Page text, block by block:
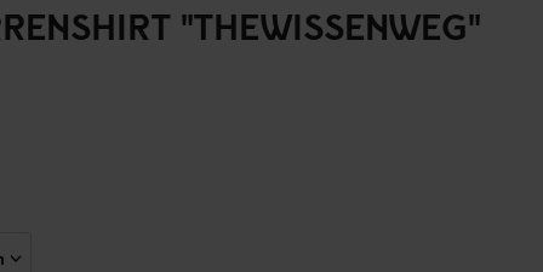
"THEWISSENWEG"